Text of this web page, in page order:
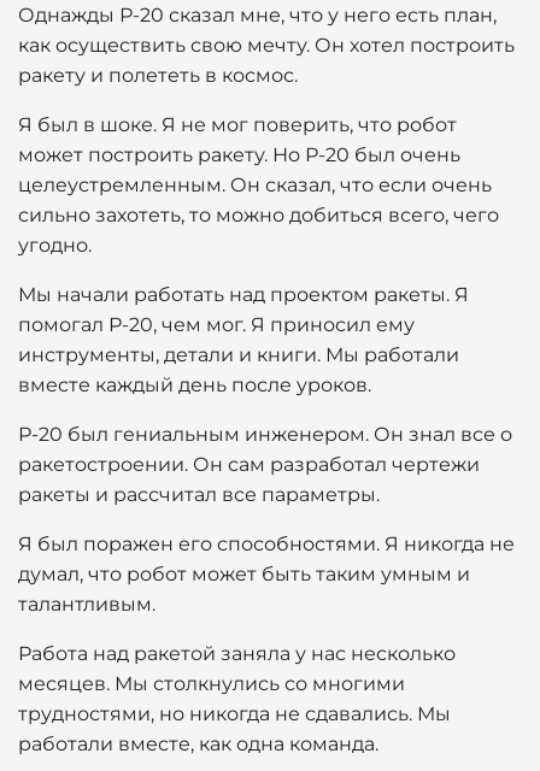
Однажды Р-20 сказал мне, что у него есть план,
как осуществить свою мечту. Он хотел построить
ракету и полететь в космос.
Я был в шоке. Я не мог поверить, что робот
может построить ракету. Но Р-20 был очень
целеустремленным. Он сказал, что если очень
сильно захотеть, то можно добиться всего, чего
угодно.
Мы начали работать над проектом ракеты. Я
помогал Р-20, чем мог. Я приносил ему
инструменты, детали и книги. Мы работали
вместе каждый день после уроков.
Р-20 был гениальным инженером. Он знал все о
ракетостроении. Он сам разработал чертежи
ракеты и рассчитал все параметры.
Я был поражен его способностями. Я никогда не
думал, что робот может быть таким умным и
талантливым.
Работа над ракетой заняла у нас несколько
месяцев. Мы столкнулись со многими
трудностями, но никогда не сдавались. Мы
работали вместе, как одна команда.